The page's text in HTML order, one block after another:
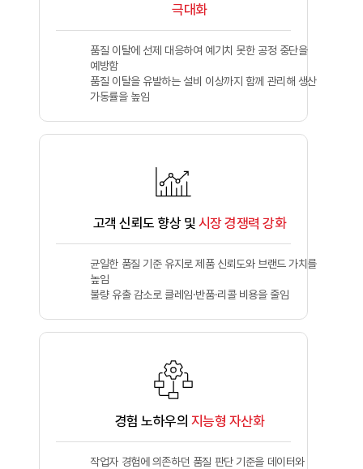
극대화
품질 이탈에 선제 대응하여 예기치 못한 공정 중단을
예방함
품질 이탈을 유발하는 설비 이상까지 함께 관리해 생산
가동률을 높임
고객 신뢰도 향상 및 시장 경쟁력 강화
균일한 품질 기준 유지로 제품 신뢰도와 브랜드 가치를
높임
불량 유출 감소로 클레임·반품·리콜 비용을 줄임
경험 노하우의 지능형 자산화
작업자 경험에 의존하던 품질 판단 기준을 데이터와